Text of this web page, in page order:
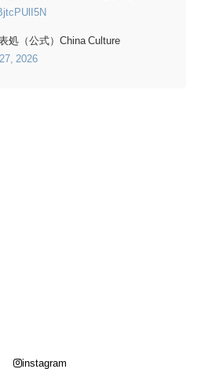
処（公式）China Culture
2026
instagram